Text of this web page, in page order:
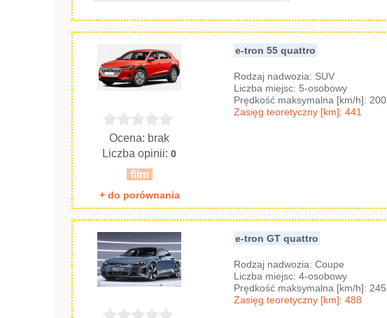
e-tron 55 quattro
Ocena: brak
Liczba opinii:0
film
Rodzaj nadwozia: SUV
Liczba miejsc: 5-osobowy
Prędkość maksymalna [km/h]: 200
Zasięg teoretyczny [km]: 441
+ do porównania
e-tron GT quattro
Rodzaj nadwozia: Coupe
Liczba miejsc: 4-osobowy
Prędkość maksymalna [km/h]: 245
Zasięg teoretyczny [km]: 488